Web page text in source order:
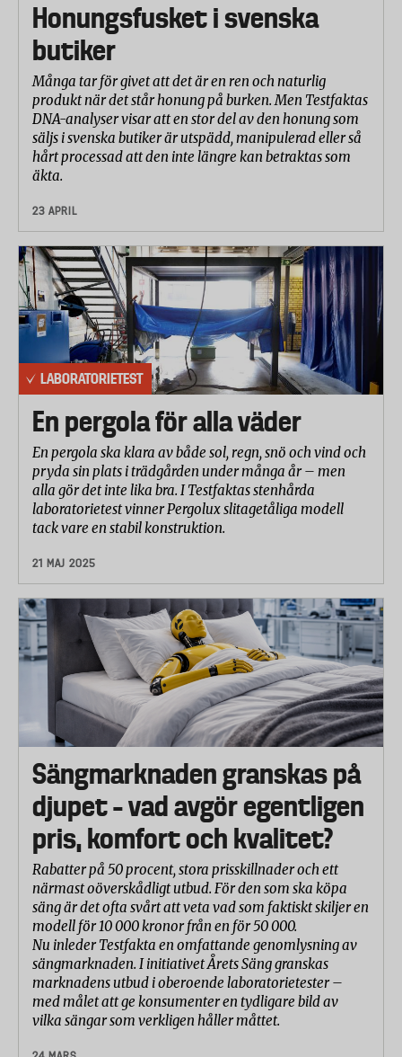
Klippeffektivitet (kapacitet) 20 procent, klippresultat
20 procent, hanterbarhet klippning 30 procent,
handtag och reglage 15 procent samt ljudnivå och
vibrationer 15 procent.
Honungsfusket i svenska
butiker
Många tar för givet att det är en ren och naturlig
produkt när det står honung på burken. Men Testfaktas
DNA-analyser visar att en stor del av den honung som
säljs i svenska butiker är utspädd, manipulerad eller så
hårt processad att den inte längre kan betraktas som
äkta.
23 APRIL
LABORATORIETEST
En pergola för alla väder
En pergola ska klara av både sol, regn, snö och vind och
pryda sin plats i trädgården under många år – men
alla gör det inte lika bra. I Testfaktas stenhårda
laboratorietest vinner Pergolux slitagetåliga modell
tack vare en stabil konstruktion.
21 MAJ 2025
Sängmarknaden granskas på
djupet – vad avgör egentligen
pris, komfort och kvalitet?
Rabatter på 50 procent, stora prisskillnader och ett
närmast oöverskådligt utbud. För den som ska köpa
säng är det ofta svårt att veta vad som faktiskt skiljer en
modell för 10 000 kronor från en för 50 000.
Nu inleder Testfakta en omfattande genomlysning av
sängmarknaden. I initiativet Årets Säng granskas
marknadens utbud i oberoende laboratorietester –
med målet att ge konsumenter en tydligare bild av
vilka sängar som verkligen håller måttet.